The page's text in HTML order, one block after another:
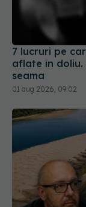
7 lucruri pe
aflate în
seama
01 aug 2026, 09:02